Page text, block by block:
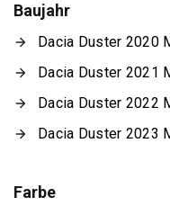
Baujahr
Dacia Duster 2020
Dacia Duster 2021
Dacia Duster 2022
Dacia Duster 2023
Farbe